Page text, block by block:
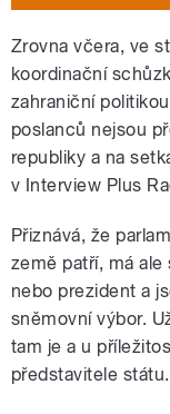
Zrovna včera, ve
koordinační
zahraniční
poslanců nejsou
republiky a na
v Interview Plus
Přiznává, že
země patří, má
nebo prezident a
sněmovní výbor.
tam je a u
představitele